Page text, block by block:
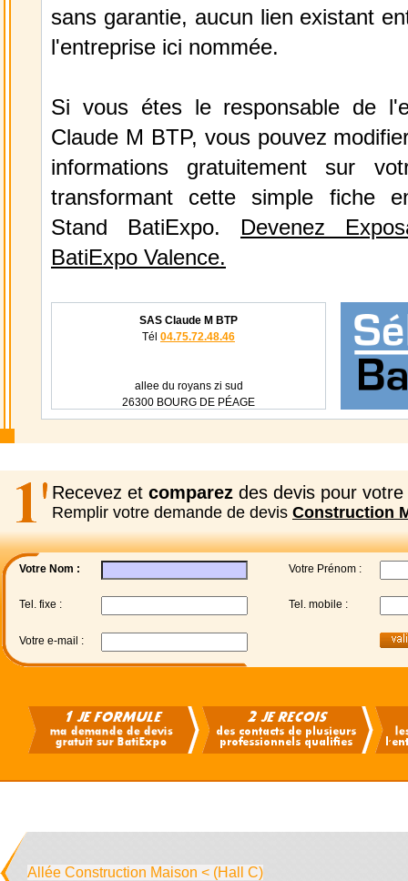
sans garantie, aucun lien existant
l'entreprise ici nommée.
Si vous étes le responsable de
Claude M BTP, vous pouvez
informations gratuitement sur
transformant cette simple fiche
Stand BatiExpo. Devenez
BatiExpo Valence.
SAS Claude M BTP
Tél 04.75.72.48.46
allee du royans zi sud
26300 BOURG DE PÉAGE
Recevez et comparez des devis pour votre
Remplir votre demande de devis Construction
Votre Nom : Votre Prénom :
Tel. fixe : Tel. mobile :
Votre e-mail :
Allée Construction Maison < (Hall C)